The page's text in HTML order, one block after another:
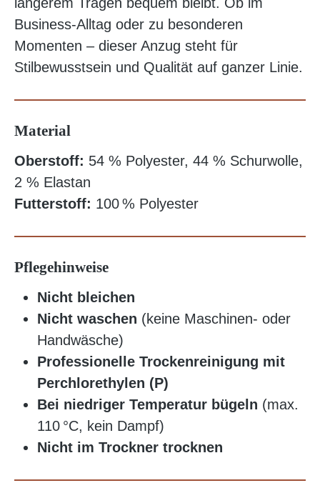
Business-Alltag oder zu besonderen
Momenten – dieser Anzug steht für
Stilbewusstsein und Qualität auf ganzer Linie.
Material
Oberstoff: 54 % Polyester, 44 % Schurwolle,
2 % Elastan
Futterstoff: 100 % Polyester
Pflegehinweise
Nicht bleichen
Nicht waschen (keine Maschinen- oder
Handwäsche)
Professionelle Trockenreinigung mit
Perchlorethylen (P)
Bei niedriger Temperatur bügeln (max.
110 °C, kein Dampf)
Nicht im Trockner trocknen